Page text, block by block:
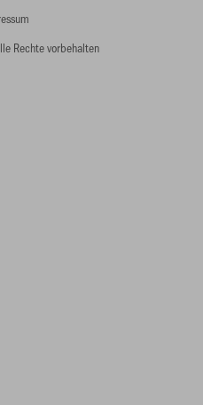
Rechte vorbehalten